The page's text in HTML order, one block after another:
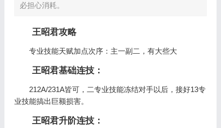
必担心消耗。
王昭君攻略
专业技能天赋加点次序：主一副二，有大些大
王昭君基础连技：
212A/231A皆可，二专业技能冻结对手以后，接好13专
业技能搞出巨额损害。
王昭君升阶连技：